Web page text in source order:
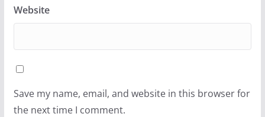
Website
Save my name, email, and website in this browser for
the next time I comment.